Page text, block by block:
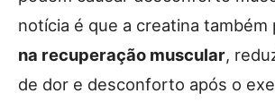
notícia é que a creatina também
na recuperação muscular,
de dor e desconforto após o